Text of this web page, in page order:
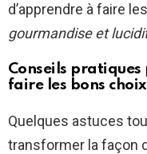
d’apprendre à faire
gourmandise et
Conseils
faire les bons choix
Quelques astuces
transformer la façon